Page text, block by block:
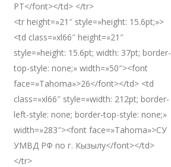
РТ</font></td> </tr>
<tr height=»21″ style=»height: 15.6pt;»>
<td class=»xl66″ height=»21″
style=»height: 15.6pt; width: 37pt; border-
top-style: none;» width=»50″><font
face=»Tahoma»>26</font></td> <td
class=»xl66″ style=»width: 212pt; border-
left-style: none; border-top-style: none;»
width=»283″><font face=»Tahoma»>СУ
УМВД РФ по г. Кызылу</font></td>
</tr>